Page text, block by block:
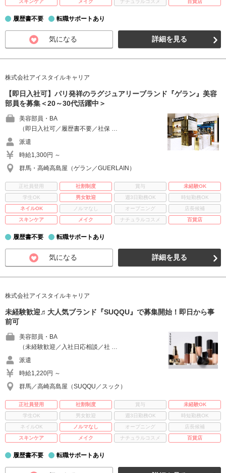
スキンケア メイク ナチュラルコスメ 百貨店
履歴書不要 転職サポートあり
気になる 詳細を見る
株式会社アイスタイルキャリア
【即日入社可】パリ発祥のラグジュアリーブランド『ゲラン』美容
部員を募集＜20～30代活躍中＞
美容部員・BA
（即日入社可／履歴書不要／社保 …
派遣
時給1,300円 ～
群馬・高崎高島屋（ゲラン／GUERLAIN）
正社員登用 社割制度 賞与
未経験OK
学生OK
男女歓迎 週3日勤務OK
時短勤務OK
ネイルOK
ノルマなし オープニング
店長候補
スキンケア
メイク ナチュラルコスメ 百貨店
履歴書不要 転職サポートあり
気になる 詳細を見る
株式会社アイスタイルキャリア
未経験歓迎♬大人気ブランド『SUQQU』で募集開始！即日から事
前可
美容部員・BA
（未経験歓迎／入社日応相談／社 …
派遣
時給1,220円 ～
群馬／高崎高島屋（SUQQU／スック）
正社員登用 社割制度 賞与
未経験OK
学生OK
男女歓迎 週3日勤務OK
時短勤務OK
ネイルOK
ノルマなし オープニング
店長候補
スキンケア
メイク ナチュラルコスメ 百貨店
履歴書不要 転職サポートあり